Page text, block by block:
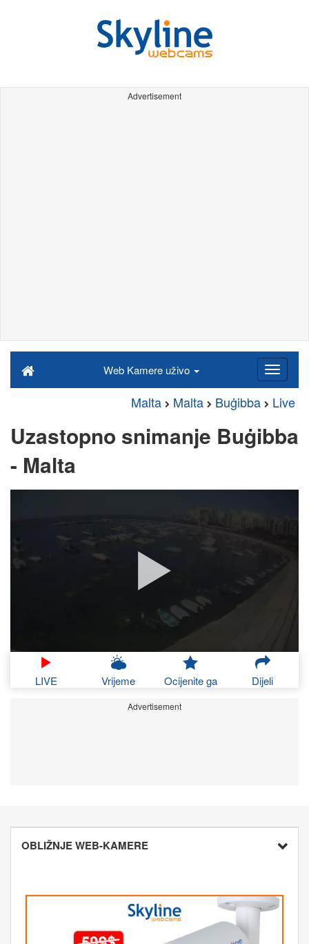
Advertisement
Web Kamere uživo
Malta Malta Buġibba Live
Uzastopno snimanje Buġibba
- Malta
LIVE Vrijeme Ocijenite ga Dijeli
Advertisement
OBLIŽNJE WEB-KAMERE